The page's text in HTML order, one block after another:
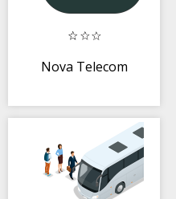
Nova Telecom